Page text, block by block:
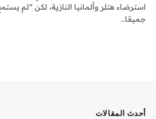
استرضاء هتلر وألمانيا النازية، لكن “لم
جميعًا…
أحدث المقالات